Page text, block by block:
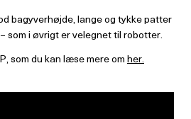
bagyverhøjde, lange og tykke patter
som i øvrigt er velegnet til robotter.
som du kan læse mere omher.